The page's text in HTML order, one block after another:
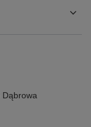
Dąbrowa